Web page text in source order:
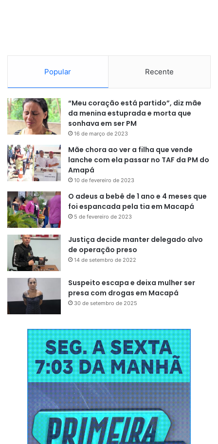
Popular Recente
“Meu coração está partido”, diz mãe
da menina estuprada e morta que
sonhava em ser PM
16 de março de 2023
Mãe chora ao ver a filha que vende
lanche com ela passar no TAF da PM do
Amapá
10 de fevereiro de 2023
O adeus a bebê de 1 ano e 4 meses que
foi espancada pela tia em Macapá
5 de fevereiro de 2023
Justiça decide manter delegado alvo
de operação preso
14 de setembro de 2022
Suspeito escapa e deixa mulher ser
presa com drogas em Macapá
30 de setembro de 2025